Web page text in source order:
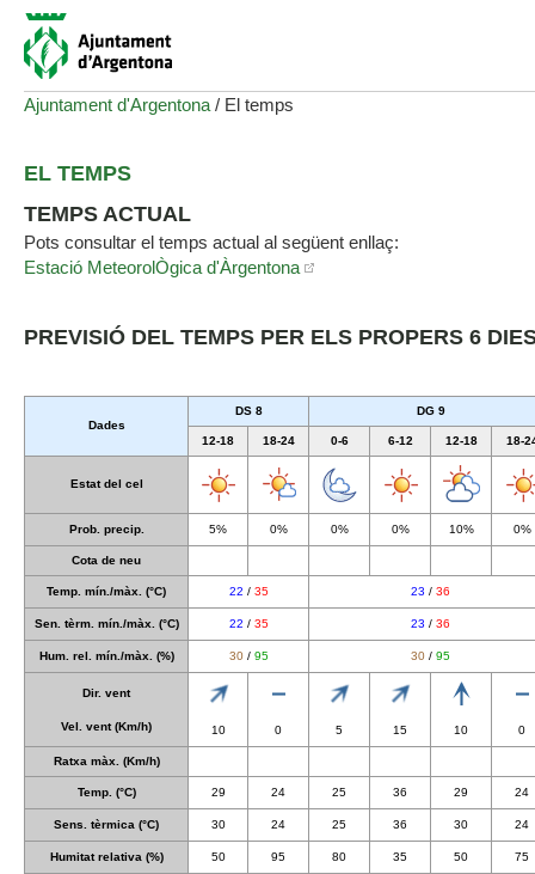
Ajuntament d'Argentona / El temps
EL TEMPS
TEMPS ACTUAL
Pots consultar el temps actual al següent enllaç:
Estació MeteorolÒgica d'Àrgentona
PREVISIÓ DEL TEMPS PER ELS PROPERS 6
Dades
DS 8 DG 9
12-18 18-24 0-6 6-12 12-18 18-
Estat del cel
Prob. precip. 5% 0% 0% 0% 10% 0%
Cota de neu
Temp. mín./màx. (°C) 22 / 35 23 / 36
Sen. tèrm. mín./màx. (°C) 22 / 35 23 / 36
Hum. rel. mín./màx. (%) 30/ 95 30 / 95
Dir. vent
Vel. vent (Km/h) 10 0 5 15 10 0
Ratxa màx. (Km/h)
Temp. (°C) 29 24 25 36 29 24
Sens. tèrmica (°C) 30 24 25 36 30 24
Humitat relativa (%) 50 95 80 35 50 75